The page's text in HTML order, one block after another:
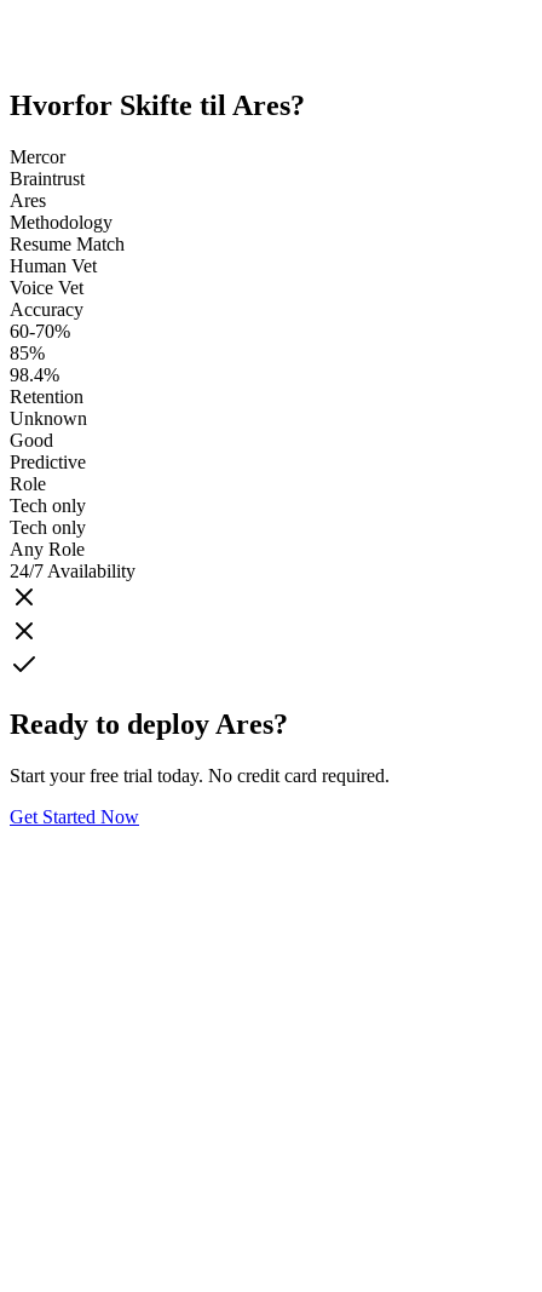
Hvorfor Skifte til Ares?
Mercor
Braintrust
Ares
Methodology
Resume Match
Human Vet
Voice Vet
Accuracy
60-70%
85%
98.4%
Retention
Unknown
Good
Predictive
Role
Tech only
Tech only
Any Role
24/7 Availability
Ready to deploy Ares?
Start your free trial today. No credit card required.
Get Started Now